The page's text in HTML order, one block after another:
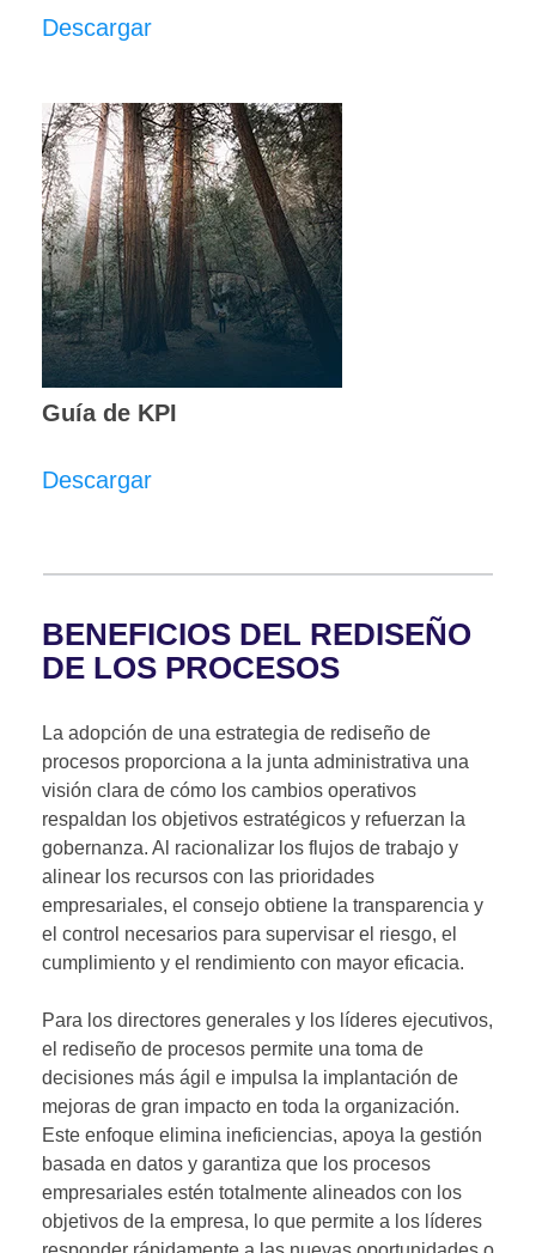
Descargar
Guía de KPI
Descargar
BENEFICIOS DEL REDISEÑO
DE LOS PROCESOS
La adopción de una estrategia de rediseño de
procesos proporciona a la junta administrativa una
visión clara de cómo los cambios operativos
respaldan los objetivos estratégicos y refuerzan la
gobernanza. Al racionalizar los flujos de trabajo y
alinear los recursos con las prioridades
empresariales, el consejo obtiene la transparencia y
el control necesarios para supervisar el riesgo, el
cumplimiento y el rendimiento con mayor eficacia.
Para los directores generales y los líderes ejecutivos,
el rediseño de procesos permite una toma de
decisiones más ágil e impulsa la implantación de
mejoras de gran impacto en toda la organización.
Este enfoque elimina ineficiencias, apoya la gestión
basada en datos y garantiza que los procesos
empresariales estén totalmente alineados con los
objetivos de la empresa, lo que permite a los líderes